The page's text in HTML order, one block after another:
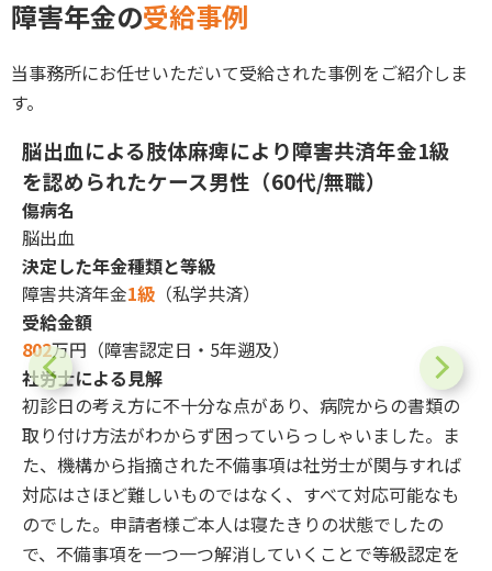
障害年金の受給事例
当事務所にお任せいただいて受給された事例をご紹介しま
す。
脳出血による肢体麻痺により障害共済年金1級
を認められたケース男性（60代/無職）
傷病名
脳出血
決定した年金種類と等級
障害共済年金1級 （私学共済）
受給金額
802万円（障害認定日・5年遡及）
社労士による見解
初診日の考え方に不十分な点があり、病院からの書類の
取り付け方法がわからず困っていらっしゃいました。ま
た、機構から指摘された不備事項は社労士が関与すれば
対応はさほど難しいものではなく、すべて対応可能なも
のでした。申請者様ご本人は寝たきりの状態でしたの
で、不備事項を一つ一つ解消していくことで等級認定を